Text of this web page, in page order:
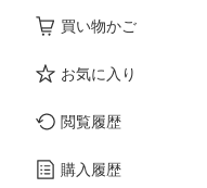
買い物かご
お気に入り
閲覧履歴
購入履歴